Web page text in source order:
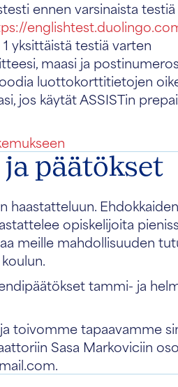
ennen varsinaista
yksittäistä testiä varten
maasi ja
luottokorttitietojen
jos käytät ASSISTin
päätökset
haastatteluun.
opiskelijoita
meille mahdollisuuden
tammi- ja
toivomme tapaavamme
Sasa Markoviciin